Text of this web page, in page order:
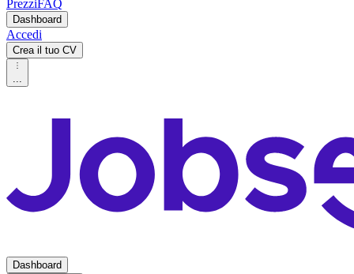
PrezziFAQ
Dashboard
Accedi
Crea il tuo CV
...
Dashboard